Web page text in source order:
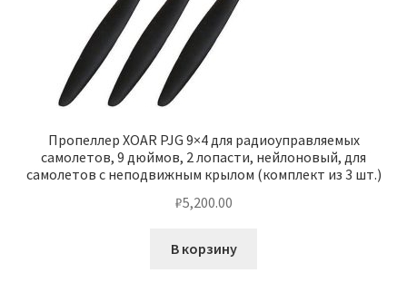
Пропеллер XOAR PJG 9×4 для радиоуправляемых
самолетов, 9 дюймов, 2 лопасти, нейлоновый, для
самолетов с неподвижным крылом (комплект из 3 шт.)
₽5,200.00
В корзину